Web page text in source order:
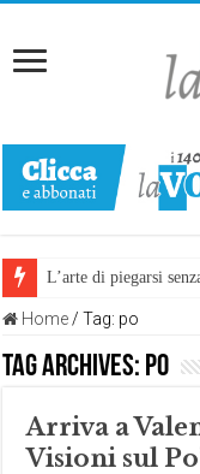
L’arte di piegarsi
Riccetto e Martina,
Home / Tag: po
Tag Archives: po
Arriva a
Visioni sul